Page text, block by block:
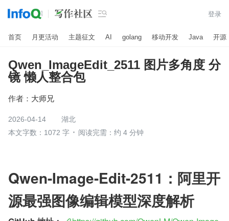
 登录
首页 月更活动 主题征文 AI golang 移动开发 Java 开源
Qwen_ImageEdit_2511 图片多角度 分
镜 懒人整合包
作者： 大师兄
2026-04-14
湖北
本文字数：1072 字
阅读完需：约 4 分钟
Qwen-Image-Edit-2511：阿里开
源最强图像编辑模型深度解析